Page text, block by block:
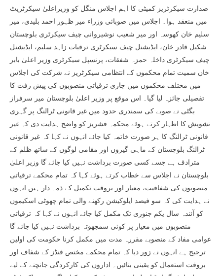
صدارت سیکرٹریز کمیٹی کا اہم اجلاس منگل کو وزیراعلیٰ سیکرٹریٹ
میں منعقد ہوا۔ اجلاس میں صوبائی وزراء میر ظہور احمد بلیدی، میر
سلیم خان کھوسہ اور میر شعیب نوشیروانی چیف سیکرٹری بلوچستان
شکیل قادر خان، ایڈیشنل چیف سیکرٹری ترقیات زاہد سلیم، ایڈیشنل
چیف سیکرٹری داخلہ حمزہ شفقات، پرنسپل سیکرٹری وزیر اعلیٰ بابر
خان سمیت تمام محکموں کے انتظامی سیکرٹریز نے شرکت کی اجلاس
میں مختلف محکموں میں جاری ترقیاتی منصوبوں کی پیش رفت کا
تفصیلی جائزہ لیا گیا۔ اس موقع پر وزیر اعلیٰ بلوچستان میر سرفراز
بگٹی نے صوبے کی سمندری حدود میں غیر قانونی ٹرالنگ پر گہری
تشویش کا اظہار کرتے ہوئے محکمہ فشریز کو واضح ہدایت دی کہ غیر
قانونی ٹرالنگ کا ہر صورت خاتمہ کیا جائے انہوں نے کہا کہ غیر قانونی
ٹرالنگ بلوچستان کے ماہی گیروں اور مقامی لوگوں کے ساتھ ظلم کے
مترادف ہے جسے کسی صورت برداشت نہیں کیا جائے گا وزیر اعلیٰ
بلوچستان نے اجلاس سے خطاب کرتے ہوئے کہا کہ تمام محکمے ترقیاتی
منصوبوں کی شفافیت، معیار اور بروقت تکمیل کے ذمہ دار ہیں انہوں
نے ہدایت کی کہ سو فیصد ایلوکیشن رکھنے والی تمام چھوٹی اسکیموں
کو آئندہ سال یکم جنوری تک مکمل کیا جائے انہوں نے کہا کہ ترقیاتی
منصوبوں میں معیار پر کوئی سمجھوتہ برداشت نہیں کیا جائے گا
عوامی مفاد کے منصوبے مقررہ مدت میں مکمل کرنا حکومت کی اولین
ترجیح ہے انہوں نے زور دیا کہ تمام محکمے مختص فنڈز کے شفاف اور
بروقت استعمال کو یقینی بنائیں۔ اداروں کی کارکردگی جانچنے کے لیے